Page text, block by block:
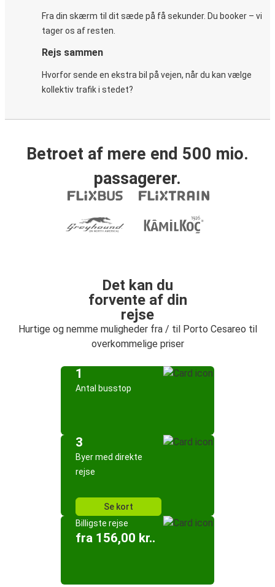
Fra din skærm til dit sæde på få sekunder. Du booker – vi
tager os af resten.
Rejs sammen
Hvorfor sende en ekstra bil på vejen, når du kan vælge
kollektiv trafik i stedet?
Betroet af mere end 500 mio.
passagerer.
Det kan du
forvente af din
rejse
Hurtige og nemme muligheder fra / til Porto Cesareo til
overkommelige priser
1
Antal busstop
3
Byer med direkte
rejse
Se kort
Billigste rejse
fra 156,00 kr..